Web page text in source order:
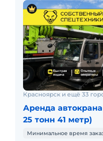
Красноярск и ещё 33
Аренда
25 тонн 41 метр)
Минимальное время